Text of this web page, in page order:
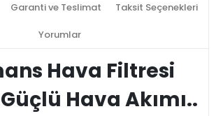
Garanti ve Teslimat Taksit Seçenekleri
Yorumlar
Hava Filtresi
Hava Akımı..